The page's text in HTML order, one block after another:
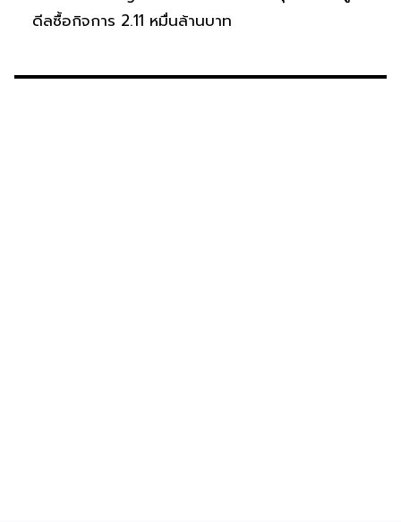
ดีลซื้อกิจการ 2.11 หมื่นล้านบาท